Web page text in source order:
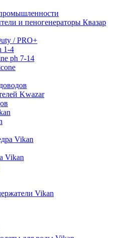
и пеногенераторы Квазар
/ PRO+
1-4
ph 7-14
Kwazar
Vikan
Vikan
Vikan